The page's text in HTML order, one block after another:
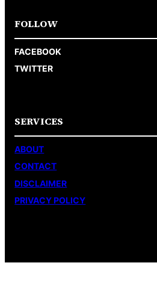
FOLLOW
FACEBOOK
TWITTER
SERVICES
ABOUT
CONTACT
DISCLAIMER
PRIVACY POLICY